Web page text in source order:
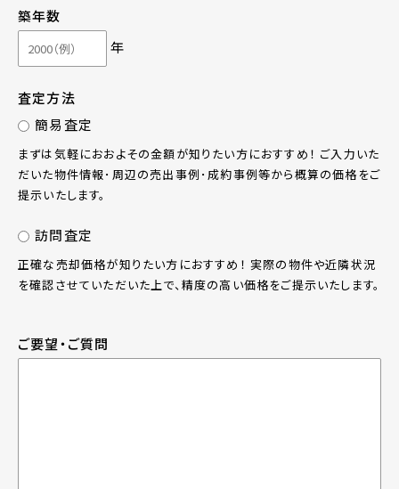
築年数
年
査定方法
簡易査定
まずは気軽におおよその金額が知りたい方におすすめ！ ご入力いた
だいた物件情報･周辺の売出事例･成約事例等から概算の価格をご
提示いたします。
訪問査定
正確な売却価格が知りたい方におすすめ！ 実際の物件や近隣状況
を確認させていただいた上で、精度の高い価格をご提示いたします。
ご要望・ご質問